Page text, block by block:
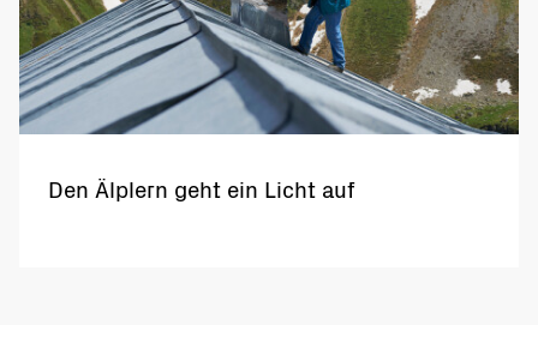
Den Älplern geht ein Licht auf